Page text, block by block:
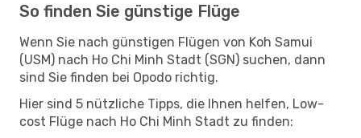
So finden Sie günstige Flüge
Wenn Sie nach günstigen Flügen von Koh Samui
(USM) nach Ho Chi Minh Stadt (SGN) suchen, dann
sind Sie finden bei Opodo richtig.
Hier sind 5 nützliche Tipps, die Ihnen helfen, Low-
cost Flüge nach Ho Chi Minh Stadt zu finden: